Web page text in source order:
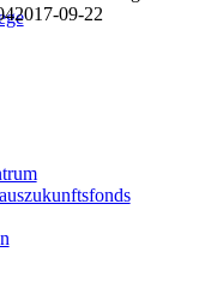
2017-09-22